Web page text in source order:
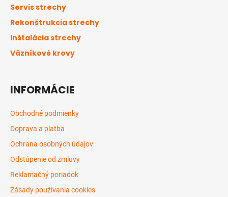
Servis strechy
Rekonštrukcia strechy
Inštalácia strechy
Väzníkové krovy
INFORMÁCIE
Obchodné podmienky
Doprava a platba
Ochrana osobných údajov
Odstúpenie od zmluvy
Reklamačný poriadok
Zásady používania cookies